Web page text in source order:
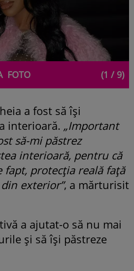
FOTO (1 / 9)
a fost să își
interioară. „Important
să-mi păstrez
interioară, pentru că
fapt, protecția reală față
exterior”, a mărturisit
a ajutat-o să nu mai
și să își păstreze